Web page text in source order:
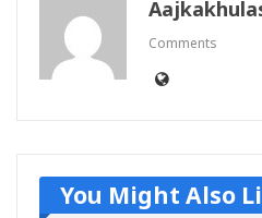
Comments
You Might Also